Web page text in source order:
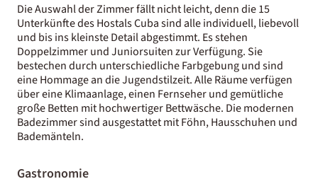
Die Auswahl der Zimmer fällt nicht leicht, denn die 15
Unterkünfte des Hostals Cuba sind alle individuell, liebevoll
und bis ins kleinste Detail abgestimmt. Es stehen
Doppelzimmer und Juniorsuiten zur Verfügung.Sie
bestechen durch unterschiedliche Farbgebung und sind
eine Hommage an die Jugendstilzeit. Alle Räume verfügen
über eine Klimaanlage, einen Fernseher und gemütliche
große Betten mit hochwertiger Bettwäsche. Die modernen
Badezimmer sind ausgestattet mit Föhn, Hausschuhen und
Bademänteln.
Gastronomie